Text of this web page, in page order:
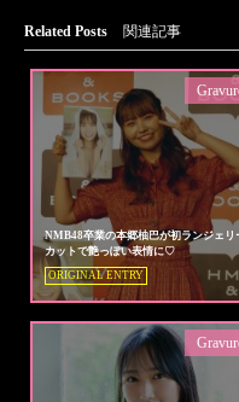
Related Posts 関連記事
NMB48卒業の本郷柚巴が初ランジェリ
カットで艶っぽい表情に♡
ORIGINAL ENTRY